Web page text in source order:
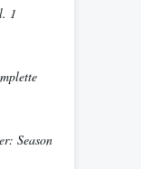
1
Season